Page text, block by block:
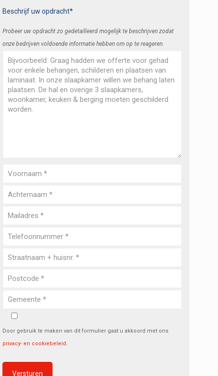
Beschrijf uw opdracht*
Probeer uw opdracht zo gedetailleerd mogelijk te beschrijven zodat
onze bedrijven voldoende informatie hebben om op te reageren.
Door gebruik te maken van dit formulier gaat u akkoord met ons
privacy- en cookiebeleid